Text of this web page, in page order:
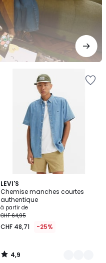
LEVI'S
Chemise manches courtes
authentique
à partir de
CHF 64,95
CHF 48,71 -25%
4,9
/ 5
2
Couleurs
4,9
/